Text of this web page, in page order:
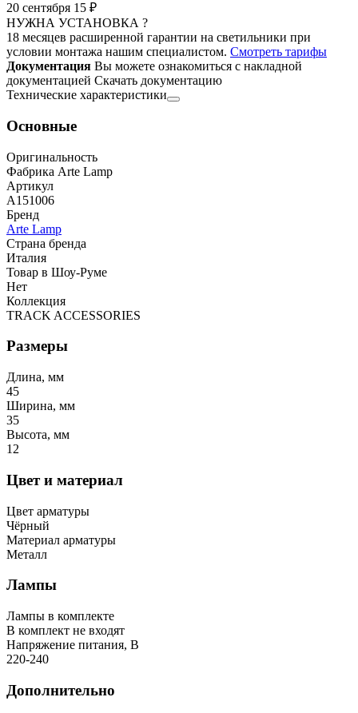
20 сентября 15 ₽
НУЖНА УСТАНОВКА ?
18 месяцев расширенной гарантии на светильники при
условии монтажа нашим специалистом. Смотреть тарифы
Документация Вы можете ознакомиться с накладной
документацией Скачать документацию
Технические характеристики
Основные
Оригинальность
Фабрика Arte Lamp
Артикул
A151006
Бренд
Arte Lamp
Страна бренда
Италия
Товар в Шоу-Руме
Нет
Коллекция
TRACK ACCESSORIES
Размеры
Длина, мм
45
Ширина, мм
35
Высота, мм
12
Цвет и материал
Цвет арматуры
Чёрный
Материал арматуры
Металл
Лампы
Лампы в комплекте
В комплект не входят
Напряжение питания, В
220-240
Дополнительно